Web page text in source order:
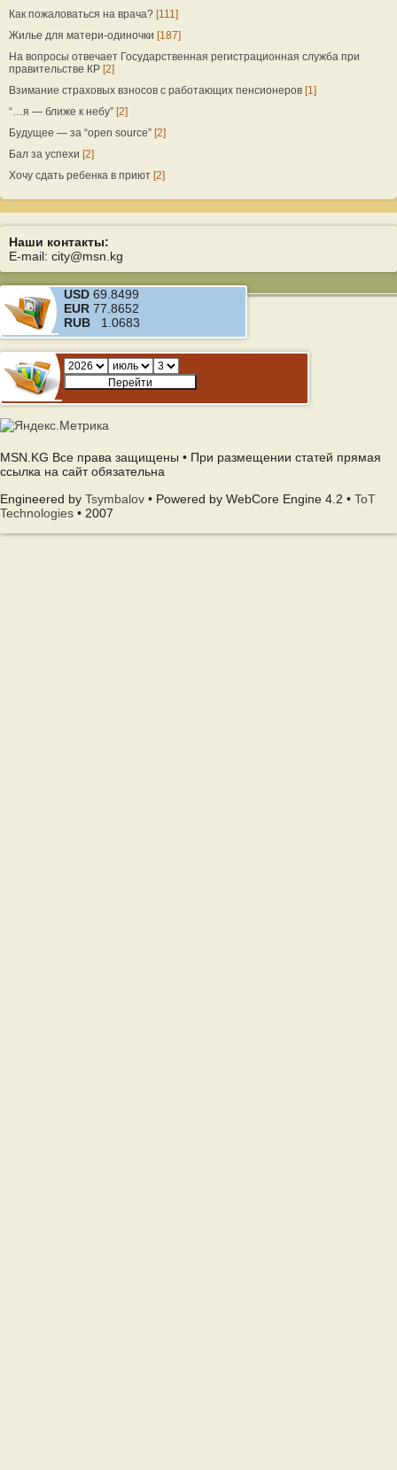
Как пожаловаться на врача? [111]
Жилье для матери-одиночки [187]
На вопросы отвечает Государственная регистрационная служба при
правительстве КР [2]
Взимание страховых взносов с работающих пенсионеров [1]
“…я — ближе к небу” [2]
Будущее — за “open source” [2]
Бал за успехи [2]
Хочу сдать ребенка в приют [2]
Наши контакты:
E-mail: city@msn.kg
USD 69.8499
EUR 77.8652
RUB 1.0683
MSN.KG Все права защищены • При размещении статей прямая
ссылка на сайт обязательна
Engineered by Tsymbalov • Powered by WebCore Engine 4.2 • ToT
Technologies • 2007